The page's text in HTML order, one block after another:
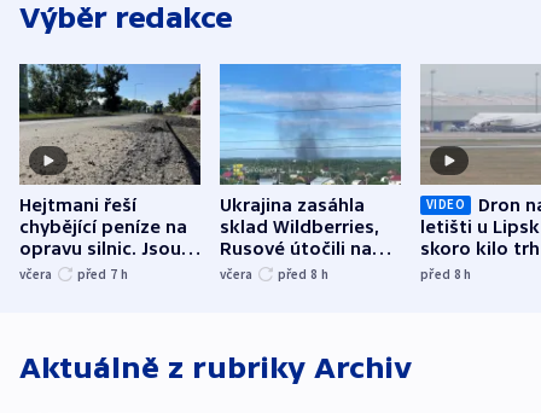
Výběr redakce
Hejtmani řeší
chybějící peníze na
opravu silnic. Jsou
nenárokové, namítá
včera před 7 h
Ukrajina zasáhla
sklad Wildberries,
Rusové útočili na
trh, hasiče či
včera před 8 h
VIDEO
Dron
letišti u
skoro kilo
indicie
před 8h
Aktuálně z rubriky Archiv